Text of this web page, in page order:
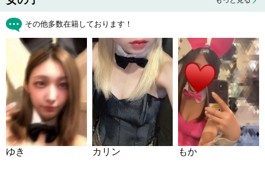
その他多数在籍しております！
ゆき カリン もか